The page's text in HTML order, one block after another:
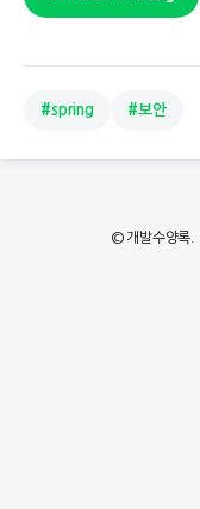
#spring #보안
© 개발수양록